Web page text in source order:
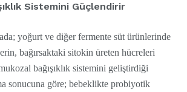
Sistemini Güçlendirir
yoğurt ve diğer fermente süt ürünlerinde
bağırsaktaki sitokin üreten hücreleri
bağışıklık sistemini geliştirdiği
sonucuna göre; bebeklikte probiyotik